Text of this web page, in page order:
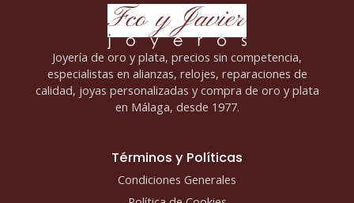
Joyería de oro y plata, precios sin competencia,
especialistas en alianzas, relojes, reparaciones de
calidad, joyas personalizadas y compra de oro y plata
en Málaga, desde 1977.
Términos y Políticas
Condiciones Generales